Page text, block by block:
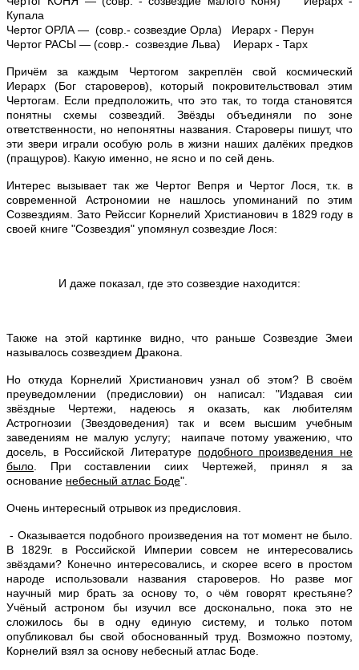
Купала
Чертог ОРЛА — (совр.- созвездие Орла) Иерарх - Перун
Чертог РАСЫ — (совр.- созвездие Льва) Иерарх - Тарх
Причём за каждым Чертогом закреплён свой космический
Иерарх (Бог староверов), который покровительствовал этим
Чертогам. Если предположить, что это так, то тогда становятся
понятны схемы созвездий. Звёзды объединяли по зоне
ответственности, но непонятны названия. Староверы пишут, что
эти звери играли особую роль в жизни наших далёких предков
(пращуров). Какую именно, не ясно и по сей день.
Интерес вызывает так же Чертог Вепря и Чертог Лося, т.к. в
современной Астрономии не нашлось упоминаний по этим
Созвездиям. Зато Рейссиг Корнелий Христианович в 1829 году в
своей книге "Созвездия" упомянул созвездие Лося:
И даже показал, где это созвездие находится:
Также на этой картинке видно, что раньше Созвездие Змеи
называлось созвездием Дракона.
Но откуда Корнелий Христианович узнал об этом? В своём
преуведомлении (предисловии) он написал: "Издавая сии
звёздные Чертежи, надеюсь я оказать, как любителям
Астрогнозии (Звездоведения) так и всем высшим учебным
заведениям не малую услугу; наипаче потому уважению, что
досель, в Российской Литературе подобного произведения не
было . При составлении сиих Чертежей, принял я за
основание небесный атлас Боде".
Очень интересный отрывок из предисловия.
- Оказывается подобного произведения на тот момент не было.
В 1829г. в Российской Империи совсем не интересовались
звёздами? Конечно интересовались, и скорее всего в простом
народе использовали названия староверов. Но разве мог
научный мир брать за основу то, о чём говорят крестьяне?
Учёный астроном бы изучил все досконально, пока это не
сложилось бы в одну единую систему, и только потом
опубликовал бы свой обоснованный труд. Возможно поэтому,
Корнелий взял за основу небесный атлас Боде.